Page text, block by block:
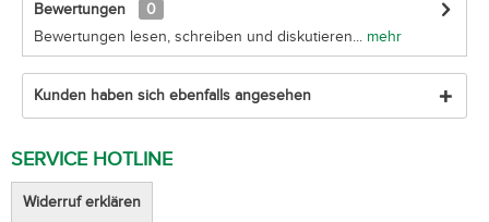
Bewertungen
0
Bewertungen lesen, schreiben und diskutieren... mehr
Kunden haben sich ebenfalls angesehen
SERVICE HOTLINE
Widerruf erklären